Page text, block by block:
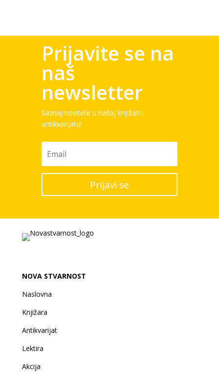
Prijavite se na
naš
newsletter
Saznaj novitete u našoj knjižari i
antikvarijatu!
Prijavi se
NOVA STVARNOST
Naslovna
Knjižara
Antikvarijat
Lektira
Akcija